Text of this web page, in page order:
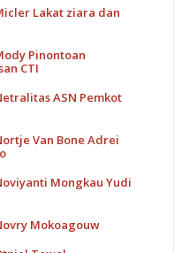
Lakat ziara dan
Pinontoan
CTI
ASN Pemkot
Van Bone Adrei
Mongkau Yudi
Mokoagouw